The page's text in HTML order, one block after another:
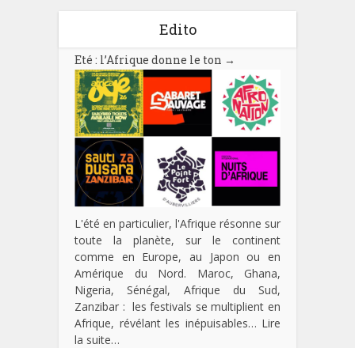
Edito
Eté : l’Afrique donne le ton →
L'été en particulier, l'Afrique résonne sur
toute la planète, sur le continent
comme en Europe, au Japon ou en
Amérique du Nord. Maroc, Ghana,
Nigeria, Sénégal, Afrique du Sud,
Zanzibar : les festivals se multiplient en
Afrique, révélant les inépuisables… Lire
la suite…